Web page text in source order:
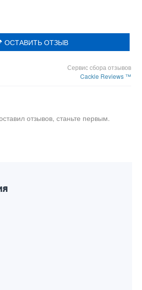
ОСТАВИТЬ ОТЗЫВ
Сервис сбора отзывов
Cackle Reviews ™
отзывов, станьте первым.